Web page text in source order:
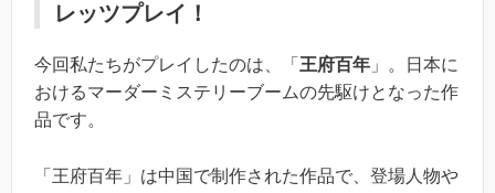
レッツプレイ！
今回私たちがプレイしたのは、「 王府百年 」。日本に
おけるマーダーミステリーブームの先駆けとなった作
品です。
「王府百年」は中国で制作された作品で、登場人物や